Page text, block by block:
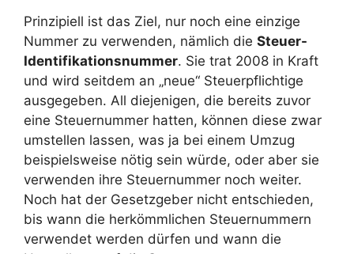
Prinzipiell ist das Ziel, nur noch eine einzige
Nummer zu verwenden, nämlich die Steuer-
Identifikationsnummer. Sie trat 2008 in Kraft
und wird seitdem an „neue“ Steuerpflichtige
ausgegeben. All diejenigen, die bereits zuvor
eine Steuernummer hatten, können diese zwar
umstellen lassen, was ja bei einem Umzug
beispielsweise nötig sein würde, oder aber sie
verwenden ihre Steuernummer noch weiter.
Noch hat der Gesetzgeber nicht entschieden,
bis wann die herkömmlichen Steuernummern
verwendet werden dürfen und wann die